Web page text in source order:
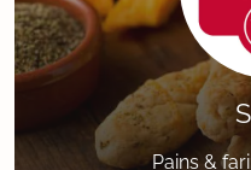
Pains &